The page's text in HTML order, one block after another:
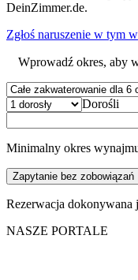
DeinZimmer.de.
Zgłoś naruszenie w tym
Wprowadź okres, aby
Dorośli
Minimalny okres
Zapytanie bez zobowiązań
Rezerwacja dokonywana
NASZE PORTALE